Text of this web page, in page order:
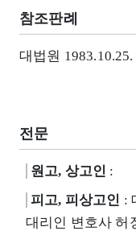
참조판례
대법원
전문
원고, 상고인 :
피고, 피상고인 :
대리인 변호사 허